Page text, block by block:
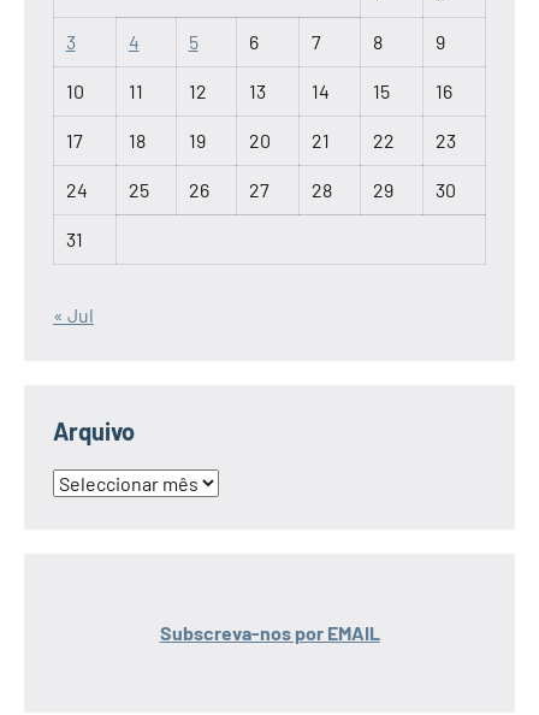
3 4 5 6 7 8 9
10 11 12 13 14 15 16
17 18 19 20 21 22 23
24 25 26 27 28 29 30
31
« Jul
Arquivo
Arquivo
Subscreva-nos por EMAIL